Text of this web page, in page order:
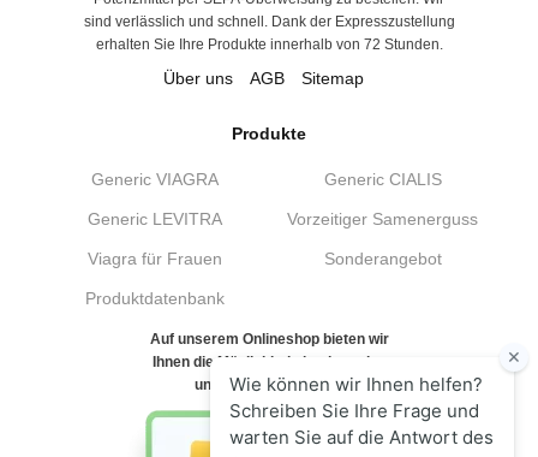
sind verlässlich und schnell. Dank der Expresszustellung
erhalten Sie Ihre Produkte innerhalb von 72 Stunden.
Über uns AGB Sitemap
Produkte
Generic VIAGRA Generic CIALIS
Generic LEVITRA Vorzeitiger Samenerguss
Viagra für Frauen Sonderangebot
Produktdatenbank
Auf unserem Onlineshop bieten wir
Ihnen die Möglichkeit, hochwertige
und billige generische